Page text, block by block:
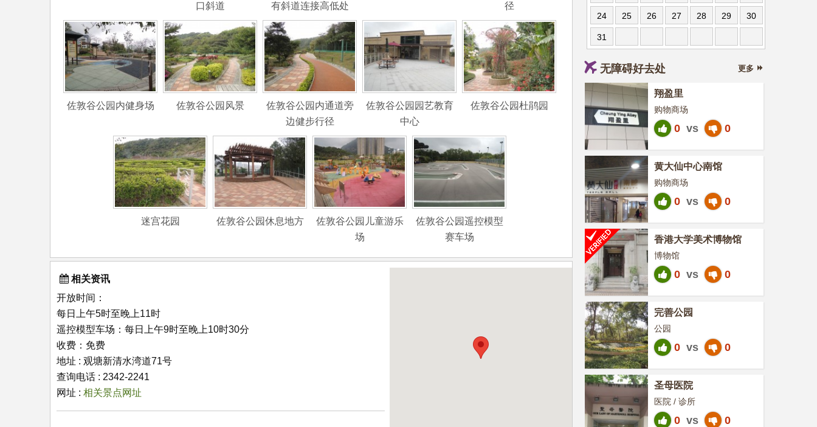
口斜道
有斜道连接高低处
径
佐敦谷公园内健身场 佐敦谷公园风景
佐敦谷公园内通道旁
边健步行径
佐敦谷公园园艺教育
中心
佐敦谷公园杜鹃园
迷宫花园 佐敦谷公园休息地方
佐敦谷公园儿童游乐
场
佐敦谷公园遥控模型
赛车场
相关资讯
开放时间：
每日上午5时至晚上11时
遥控模型车场：每日上午9时至晚上10时30分
收费：免费
地址 : 观塘新清水湾道71号
查询电话 : 2342-2241
网址 : 相关景点网址
24 25 26 27 28 29 30
31
无障碍好去处 更多
翔盈里
购物商场
0 vs 0
黄大仙中心南馆
购物商场
0 vs 0
香港大学美术博物馆
博物馆
0 vs 0
完善公园
公园
0 vs 0
圣母医院
医院 / 诊所
0 vs 0